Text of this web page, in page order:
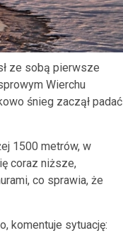
ze sobą pierwsze
Wierchu
śnieg zaczął padać
1500 metrów, w
coraz niższe,
co sprawia, że
komentuje sytuację: